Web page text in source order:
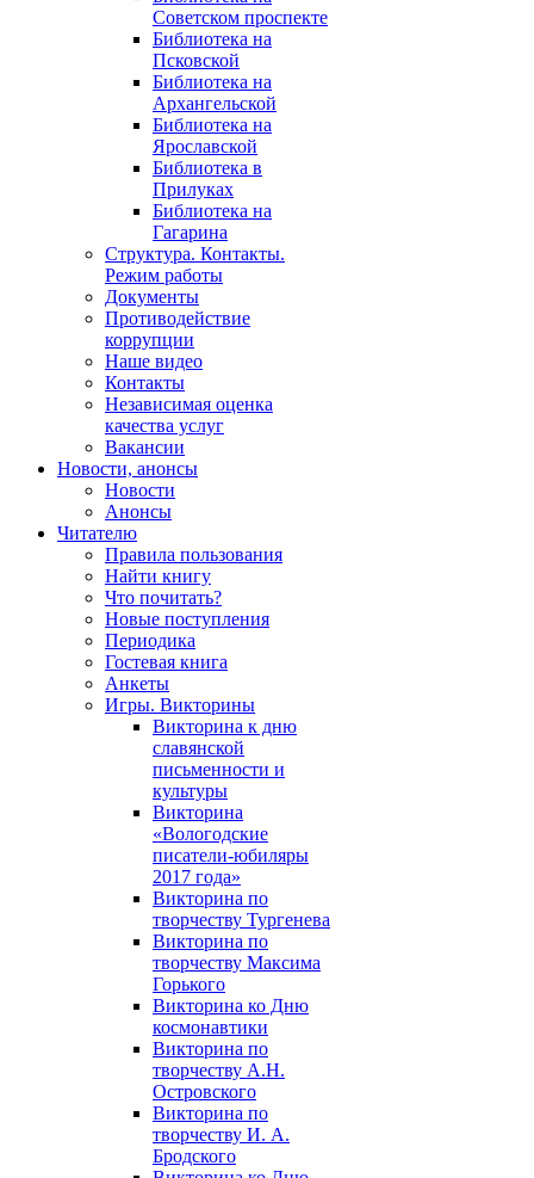
Советском проспекте
Библиотека на
Псковской
Библиотека на
Архангельской
Библиотека на
Ярославской
Библиотека в
Прилуках
Библиотека на
Гагарина
Структура. Контакты.
Режим работы
Документы
Противодействие
коррупции
Наше видео
Контакты
Независимая оценка
качества услуг
Вакансии
Новости, анонсы
Новости
Анонсы
Читателю
Правила пользования
Найти книгу
Что почитать?
Новые поступления
Периодика
Гостевая книга
Анкеты
Игры. Викторины
Викторина к дню
славянской
письменности и
культуры
Викторина
«Вологодские
писатели-юбиляры
2017 года»
Викторина по
творчеству Тургенева
Викторина по
творчеству Максима
Горького
Викторина ко Дню
космонавтики
Викторина по
творчеству А.Н.
Островского
Викторина по
творчеству И. А.
Бродского